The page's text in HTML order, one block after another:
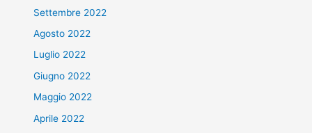
Settembre 2022
Agosto 2022
Luglio 2022
Giugno 2022
Maggio 2022
Aprile 2022